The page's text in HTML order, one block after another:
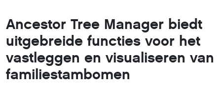
Ancestor Tree Manager biedt
uitgebreide functies voor het
vastleggen en visualiseren van
familiestambomen